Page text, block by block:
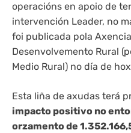
operacións en apoio de
intervención Leader, no
foi publicada pola
Desenvolvemento Rural
Medio Rural) no día de
Esta liña de axudas terá
impacto positivo no
orzamento de